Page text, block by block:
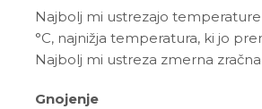
Najbolj mi ustrezajo temperature
°C, najnižja temperatura, ki jo
Najbolj mi ustreza zmerna zračna
Gnojenje